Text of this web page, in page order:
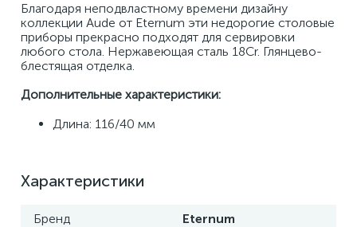
Благодаря неподвластному времени дизайну
коллекции Aude от Eternum эти недорогие столовые
приборы прекрасно подходят для сервировки
любого стола. Нержавеющая сталь 18Cr. Глянцево-
блестящая отделка.
Дополнительные характеристики:
Длина: 116/40 мм
Характеристики
Бренд
Eternum